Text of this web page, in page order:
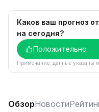
Каков ваш прогноз
на сегодня?
Положительно
Примечание: данные указаны
ОбзорНовости